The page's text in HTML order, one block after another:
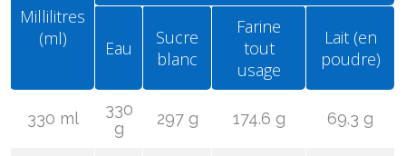
Millilitres
(ml)
Eau
Sucre
blanc
Farine
tout
usage
Lait (en
poudre)
330 ml
330
g
297 g 174.6 g 69.3 g